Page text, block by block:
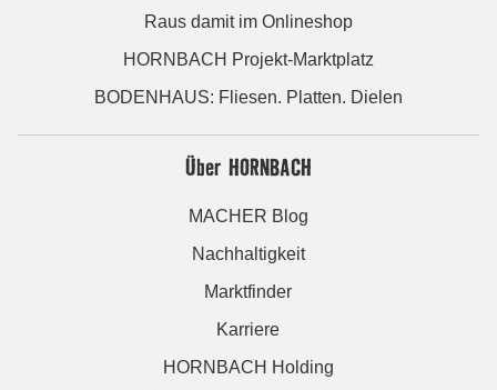
Raus damit im Onlineshop
HORNBACH Projekt-Marktplatz
BODENHAUS: Fliesen. Platten. Dielen
Über HORNBACH
MACHER Blog
Nachhaltigkeit
Marktfinder
Karriere
HORNBACH Holding